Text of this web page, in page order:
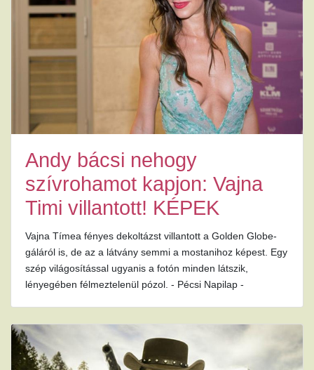
Andy bácsi nehogy
szívrohamot kapjon: Vajna
Timi villantott! KÉPEK
Vajna Tímea fényes dekoltázst villantott a Golden Globe-
gáláról is, de az a látvány semmi a mostanihoz képest. Egy
szép világosítással ugyanis a fotón minden látszik,
lényegében félmeztelenül pózol. - Pécsi Napilap -